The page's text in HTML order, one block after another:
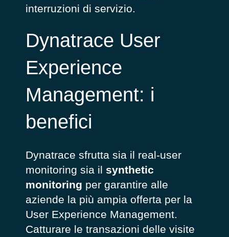
interruzioni di servizio.
Dynatrace User
Experience
Management: i
benefici
Dynatrace sfrutta sia il real-user
monitoring sia il synthetic
monitoring per garantire alle
aziende la più ampia offerta per la
User Experience Management.
Catturare le transazioni delle visite